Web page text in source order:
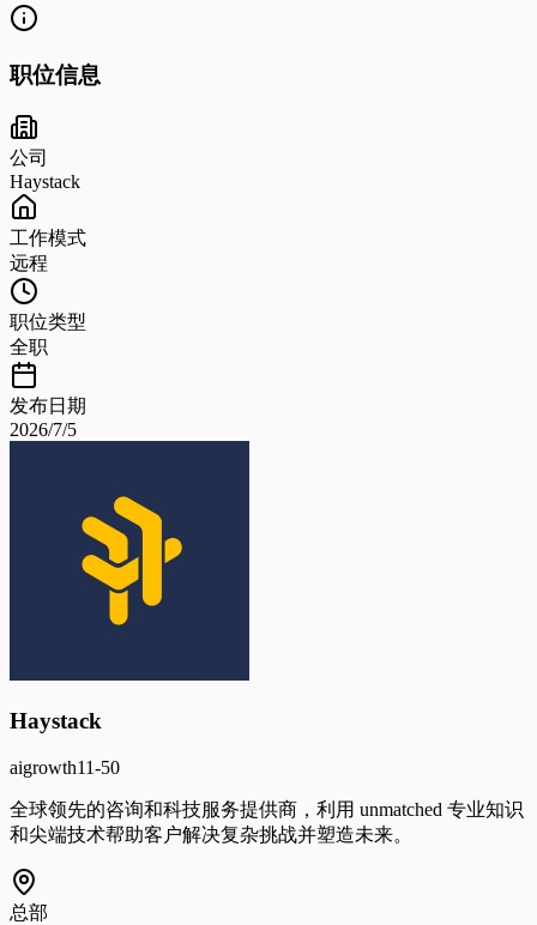
职位信息
公司
Haystack
工作模式
远程
职位类型
全职
发布日期
2026/7/5
Haystack
aigrowth11-50
全球领先的咨询和科技服务提供商，利用 unmatched 专业知识
和尖端技术帮助客户解决复杂挑战并塑造未来。
总部